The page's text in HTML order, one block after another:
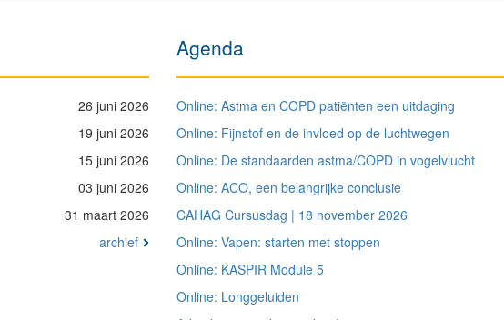
26 juni 2026
19 juni 2026
15 juni 2026
03 juni 2026
31 maart 2026
archief
Agenda
Online: Astma en COPD patiënten een uitdaging
Online: Fijnstof en de invloed op de luchtwegen
Online: De standaarden astma/COPD in vogelvlucht
Online: ACO, een belangrijke conclusie
CAHAG Cursusdag | 18 november 2026
Online: Vapen: starten met stoppen
Online: KASPIR Module 5
Online: Longgeluiden